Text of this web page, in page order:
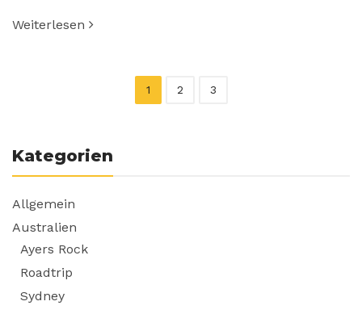
Weiterlesen
1 2 3
Kategorien
Allgemein
Australien
Ayers Rock
Roadtrip
Sydney